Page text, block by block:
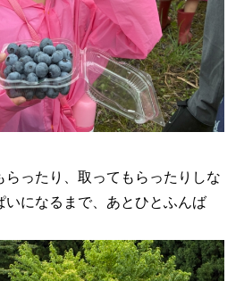
らったり、取ってもらったりしな
いになるまで、あとひとふんば